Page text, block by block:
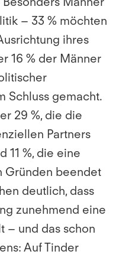
– 33 % möchten
ihres
16 % der Männer
Schluss gemacht.
29 %, die die
Partners
11 %, die eine
Gründen beendet
deutlich, dass
zunehmend eine
– und das schon
Auf Tinder